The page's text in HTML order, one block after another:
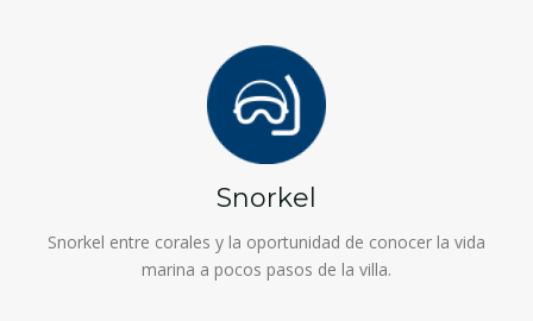
Snorkel
Snorkel entre corales y la oportunidad de conocer la vida
marina a pocos pasos de la villa.